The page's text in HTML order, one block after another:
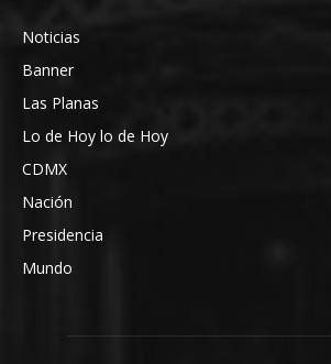
Noticias
Banner
Las Planas
Lo de Hoy lo de Hoy
CDMX
Nación
Presidencia
Mundo